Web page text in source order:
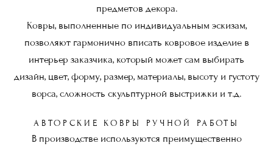
предметов декора.
Ковры, выполненные по индивидуальным эскизам,
позволяют гармонично вписать ковровое изделие в
интерьер заказчика, который может сам выбирать
дизайн, цвет, форму, размер, материалы, высоту и густоту
ворса, сложность скульптурной выстрижки и т.д.
АВТОРСКИЕ КОВРЫ РУЧНОЙ РАБОТЫ
В производстве используются преимущественно